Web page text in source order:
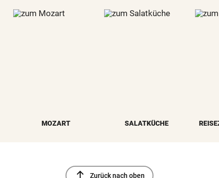
MOZART SALATKÜCHE
Zurück nach oben